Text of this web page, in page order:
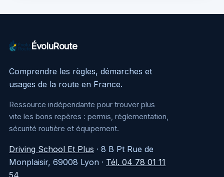
ÉvoluRoute
Comprendre les règles, démarches et
usages de la route en France.
Ressource indépendante pour trouver plus
vite les bons repères : permis, réglementation,
sécurité routière et équipement.
Driving School Et Plus · 8 B Pt Rue de
Monplaisir, 69008 Lyon · Tél. 04 78 01 11